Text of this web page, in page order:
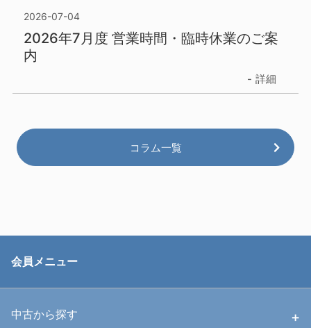
2026-07-04
2026年7月度 営業時間・臨時休業のご案
内
詳細
コラム一覧
会員メニュー
中古から探す